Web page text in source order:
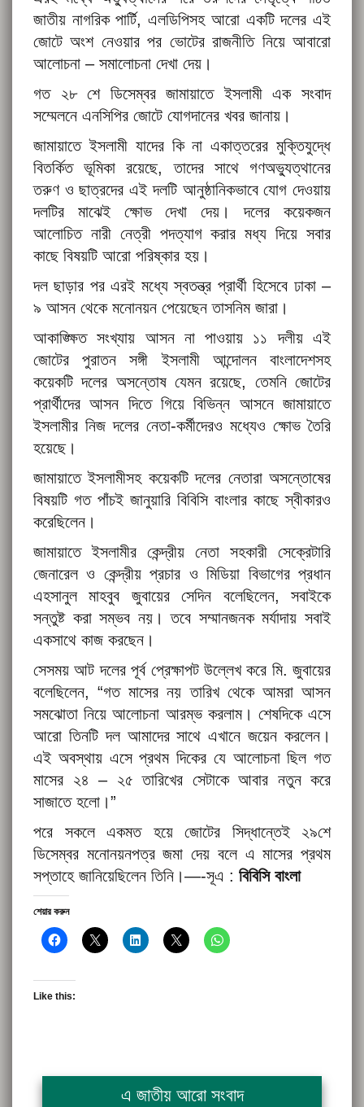
জাতীয় নাগরিক পার্টি, এলডিপিসহ আরো একটি দলের এই
জোটে অংশ নেওয়ার পর ভোটের রাজনীতি নিয়ে আবারো
আলোচনা – সমালোচনা দেখা দেয়।
গত ২৮ শে ডিসেম্বর জামায়াতে ইসলামী এক সংবাদ
সম্মেলনে এনসিপির জোটে যোগদানের খবর জানায়।
জামায়াতে ইসলামী যাদের কি না একাত্তরের মুক্তিযুদ্ধে
বিতর্কিত ভূমিকা রয়েছে, তাদের সাথে গণঅভ্যুত্থানের
তরুণ ও ছাত্রদের এই দলটি আনুষ্ঠানিকভাবে যোগ দেওয়ায়
দলটির মাঝেই ক্ষোভ দেখা দেয়। দলের কয়েকজন
আলোচিত নারী নেত্রী পদত্যাগ করার মধ্য দিয়ে সবার
কাছে বিষয়টি আরো পরিষ্কার হয়।
দল ছাড়ার পর এরই মধ্যে স্বতন্ত্র প্রার্থী হিসেবে ঢাকা –
৯ আসন থেকে মনোনয়ন পেয়েছেন তাসনিম জারা।
আকাঙ্ক্ষিত সংখ্যায় আসন না পাওয়ায় ১১ দলীয় এই
জোটের পুরাতন সঙ্গী ইসলামী আন্দোলন বাংলাদেশসহ
কয়েকটি দলের অসন্তোষ যেমন রয়েছে, তেমনি জোটের
প্রার্থীদের আসন দিতে গিয়ে বিভিন্ন আসনে জামায়াতে
ইসলামীর নিজ দলের নেতা-কর্মীদেরও মধ্যেও ক্ষোভ তৈরি
হয়েছে।
জামায়াতে ইসলামীসহ কয়েকটি দলের নেতারা অসন্তোষের
বিষয়টি গত পাঁচই জানুয়ারি বিবিসি বাংলার কাছে স্বীকারও
করেছিলেন।
জামায়াতে ইসলামীর কেন্দ্রীয় নেতা সহকারী সেক্রেটারি
জেনারেল ও কেন্দ্রীয় প্রচার ও মিডিয়া বিভাগের প্রধান
এহসানুল মাহবুব জুবায়ের সেদিন বলেছিলেন, সবাইকে
সন্তুষ্ট করা সম্ভব নয়। তবে সম্মানজনক মর্যাদায় সবাই
একসাথে কাজ করছেন।
সেসময় আট দলের পূর্ব প্রেক্ষাপট উল্লেখ করে মি. জুবায়ের
বলেছিলেন, “গত মাসের নয় তারিখ থেকে আমরা আসন
সমঝোতা নিয়ে আলোচনা আরম্ভ করলাম। শেষদিকে এসে
আরো তিনটি দল আমাদের সাথে এখানে জয়েন করলেন।
এই অবস্থায় এসে প্রথম দিকের যে আলোচনা ছিল গত
মাসের ২৪ – ২৫ তারিখের সেটাকে আবার নতুন করে
সাজাতে হলো।”
পরে সকলে একমত হয়ে জোটের সিদ্ধান্তেই ২৯শে
ডিসেম্বর মনোনয়নপত্র জমা দেয় বলে এ মাসের প্রথম
সপ্তাহে জানিয়েছিলেন তিনি।—-সূএ : বিবিসি বাংলা
শেয়ার করুন
Like this:
এ জাতীয় আরো সংবাদ